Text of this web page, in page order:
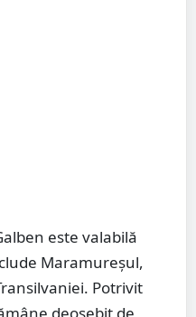
este valabilă
Maramureșul,
Potrivit